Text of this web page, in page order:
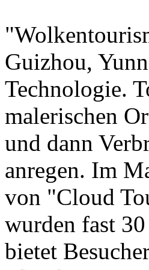
Guizhou,
Technologie.
malerischen
und dann
anregen. Im
von "Cloud
wurden fast
bietet